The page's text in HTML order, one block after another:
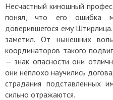
Несчастный киношный
понял, что его ошибка
доверившегося ему
заметил. От нынешних
координаторов такого
— знак опасности они
они неплохо научились
страдания подставленных
сильно отражаются.